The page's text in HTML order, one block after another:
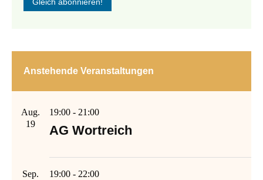
Anstehende Veranstaltungen
Aug.
19
19:00 - 21:00
AG Wortreich
Sep.
19:00 - 22:00